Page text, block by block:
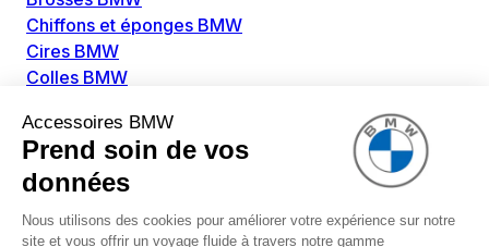
Chiffons et éponges BMW
Cires BMW
Colles BMW
Détachants BMW
Disolvants BMW
Lubrifiants BMW
Nettoyant extérieur BMW